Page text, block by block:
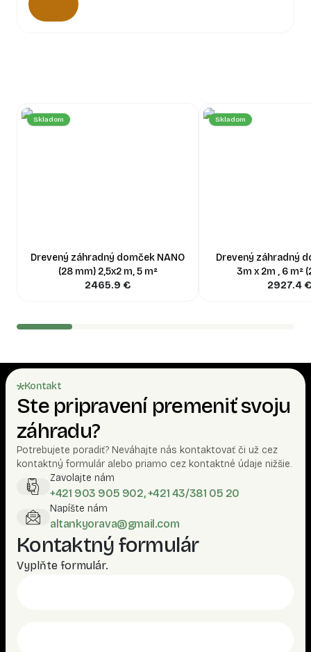
Skladom
Drevený záhradný domček NANO
(28 mm) 2,5x2 m, 5 m²
2465.9 €
Skladom
Drevený záhradný
3m x 2m , 6 m²
2927.4
Kontakt
Ste pripravení premeniť svoju
záhradu?
Potrebujete poradiť? Neváhajte nás kontaktovať či už cez
kontaktný formulár alebo priamo cez kontaktné údaje nižšie.
Zavolajte nám
+421 903 905 902, +421 43/381 05 20
Napíšte nám
altankyorava@gmail.com
Kontaktný formulár
Vyplňte formulár.